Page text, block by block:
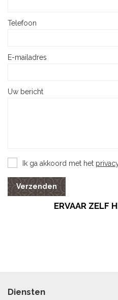
Telefoon
E-mailadres
Uw bericht
Ik ga akkoord met het
Verzenden
ERVAAR ZELF
Diensten